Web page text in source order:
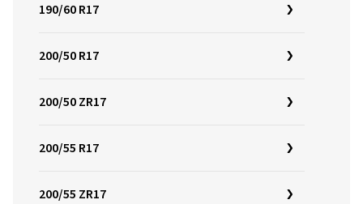
190/60 R17
200/50 R17
200/50 ZR17
200/55 R17
200/55 ZR17